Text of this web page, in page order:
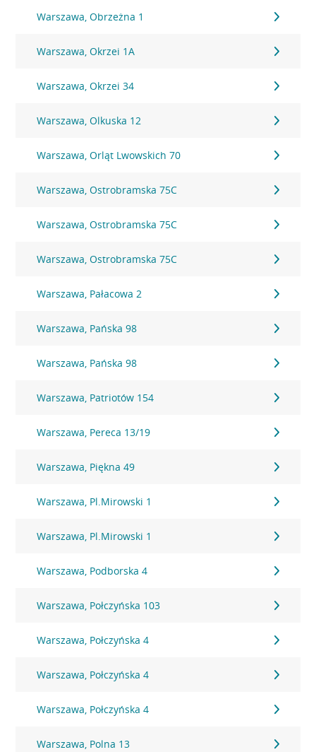
Warszawa, Obrzeżna 1
Warszawa, Okrzei 1A
Warszawa, Okrzei 34
Warszawa, Olkuska 12
Warszawa, Orląt Lwowskich 70
Warszawa, Ostrobramska 75C
Warszawa, Ostrobramska 75C
Warszawa, Ostrobramska 75C
Warszawa, Pałacowa 2
Warszawa, Pańska 98
Warszawa, Pańska 98
Warszawa, Patriotów 154
Warszawa, Pereca 13/19
Warszawa, Piękna 49
Warszawa, Pl.Mirowski 1
Warszawa, Pl.Mirowski 1
Warszawa, Podborska 4
Warszawa, Połczyńska 103
Warszawa, Połczyńska 4
Warszawa, Połczyńska 4
Warszawa, Połczyńska 4
Warszawa, Polna 13